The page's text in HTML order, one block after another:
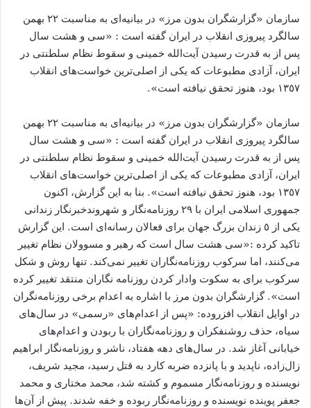
سازمان «گزارشگران بدون مرز» در بيانيه‌اى به مناسبت ٢٢ بهمن
سالگرد پیروزی انقلاب در ايران گفته است : «سی و هشت سال
پس از به قدرت رسیدن آیت‌الله خمینی و سقوط نظام سلطنتی در
ایران، آزادی مطبوعات که یکی از اصلی‌ترین خواست‌های انقلاب
١٣٥٧ بود، هنوز تحقق نیافته است».
سازمان «گزارشگران بدون مرز» در بيانيه‌اى به مناسبت ٢٢ بهمن
سالگرد پیروزی انقلاب در ايران گفته است : «سی و هشت سال
پس از به قدرت رسیدن آیت‌الله خمینی و سقوط نظام سلطنتی در
ایران، آزادی مطبوعات که یکی از اصلی‌ترین خواست‌های انقلاب
١٣٥٧ بود، هنوز تحقق نیافته است». بنا به اين گزارش، اکنون
جمهوری اسلامی ایران با ٢٩ روزنامه‌نگار و شهروندخبرنگار زندانی
یکی از ٥ زندان بزرگ جهان برای فعالان رسانه‌ای است. اين گزارش
تاكيد كرده :«سی هشت سال است که رهبر و مسوولان نظام تغییر
می‌کنند، اما سرکوب روزنامه‌نگاران تغییر نمی‌کند. تنها روش و شکل
سرکوب برای به سکوت وادار کردن روزنامه نگاران منتقد تغییر کرده
است». گزارشگران بدون مرز با اشاره به اعدام برخى روزنامه‌نگران
در اوايل انقلاب افزروده: «پس از اعدام‌های «رسمی» در سال‌های
سیاه، حذف روشنفکران و روزنامه‌نگاران با ربودن و اعدام‌های
خیابانی آغاز شد. در سال‌های دهه هفتاد، ناشر و روزنامه‌نگار ابراهیم
زال‌زاده، ناپدید و با پانزده ضربه کارد به قتل رسید، مجيد شريف،
نويسنده و روزنامه‌نگار مسموم و کشته شد، محمد مختاری و محمد
جعفر پوينده نویسنده و روزنامه‌نگار ربوده و خفه شدند. پيش از آن‌ها